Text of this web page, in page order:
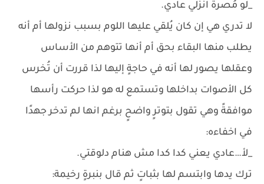
_لو مُصرة انزلي عادي.
لا تدري هي إن كان يُلقي عليها اللوم بسبب نزولها أم أنه
يطلب منها البقاء بحق أم أنها تتوهم من الأساس
وعقلها يصور لها أنه في حاجةٍ إليها لذا قررت أن تُخرس
كل الأصوات بداخلها وتستمع له هو لذا حركت رأسها
موافقةً وهي تقول بتوترٍ واضحٍ برغم انها لم تدخر جهدًا
في اخفاءه:
_لأ…عادي يعني كدا كدا مش هنام دلوقتي.
ترك يدها وابتسم لها بثباتٍ ثم قال بنبرةٍ رخيمة: